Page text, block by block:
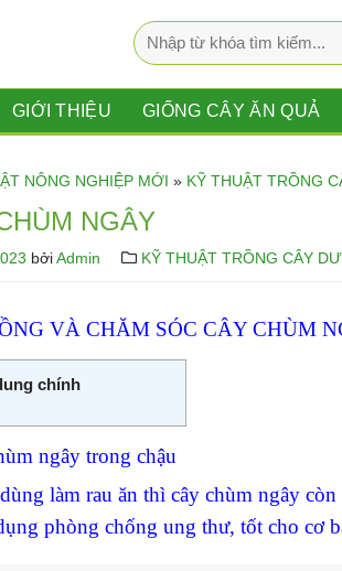
Tìm
kiếm:
GIỚI THIỆU GIỐNG CÂY ĂN QUẢ
NÔNG NGHIỆP MỚI » KỸ THUẬT TRỒNG
NGÂY
bởiAdmin KỸ THUẬT TRỒNG CÂY
VÀ CHĂM SÓC CÂY CHÙM
chính
ngây trong chậu
làm rau ăn thì cây chùm ngây
phòng chống ung thư, tốt cho cơ